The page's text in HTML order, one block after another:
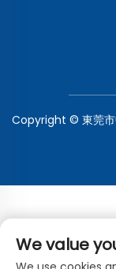
Copyright © 東莞市
We value